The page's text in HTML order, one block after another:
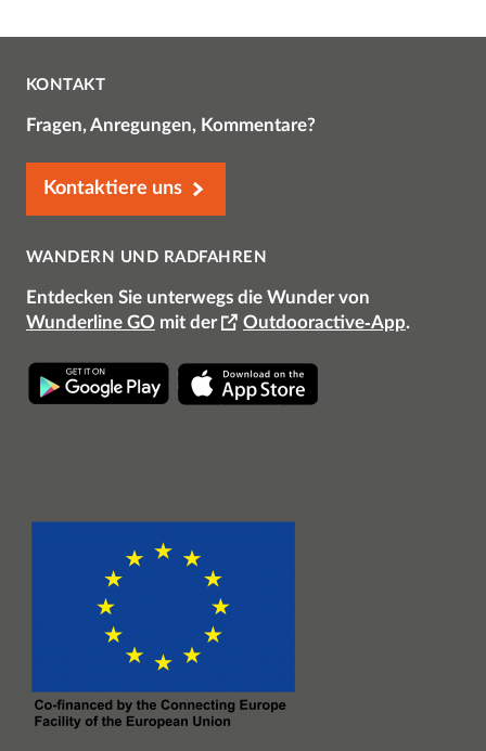
KONTAKT
Fragen, Anregungen, Kommentare?
Kontaktiere uns
WANDERN UND RADFAHREN
Entdecken Sie unterwegs die Wunder von
Wunderline GO mit der Outdooractive-App.